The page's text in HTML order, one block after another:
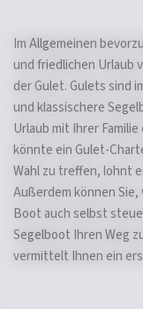
Im Allgemeinen
und friedlichen Urlaub
der Gulet. Gulets sind
und klassischere
Urlaub mit Ihrer
könnte ein Gulet-
Wahl zu treffen, lohnt
Außerdem können
Boot auch selbst
Segelboot Ihren Weg
vermittelt Ihnen ein